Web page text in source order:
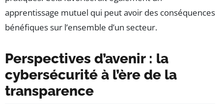
apprentissage mutuel qui peut avoir des conséquences
bénéfiques sur l’ensemble d’un secteur.
Perspectives d’avenir : la
cybersécurité à l’ère de la
transparence